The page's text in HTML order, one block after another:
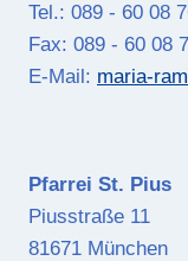
Tel.: 089 - 60 08
Fax: 089 - 60 08
E-Mail: maria-
Pfarrei St. Pius
Piusstraße 11
81671 München